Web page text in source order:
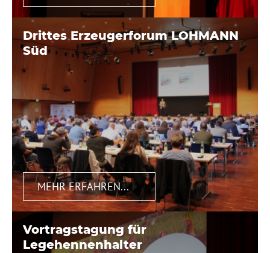
Drittes Erzeugerforum LOHMANN
Süd
MEHR ERFAHREN...
Vortragstagung für
Legehennenhalter